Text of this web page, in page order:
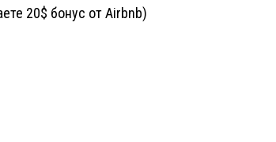
20$ бонус от Airbnb)